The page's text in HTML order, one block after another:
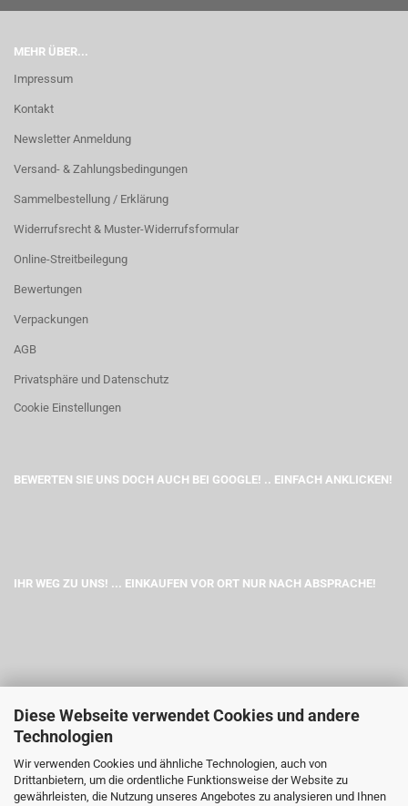
Diese Webseite verwendet Cookies und andere
Technologien
Wir verwenden Cookies und ähnliche Technologien, auch von
Drittanbietern, um die ordentliche Funktionsweise der Website zu
gewährleisten, die Nutzung unseres Angebotes zu analysieren und Ihnen
MEHR ÜBER...
Impressum
Kontakt
Newsletter Anmeldung
Versand- & Zahlungsbedingungen
Sammelbestellung / Erklärung
Widerrufsrecht & Muster-Widerrufsformular
Online-Streitbeilegung
Bewertungen
Verpackungen
AGB
Privatsphäre und Datenschutz
Cookie Einstellungen
BEWERTEN SIE UNS DOCH AUCH BEI GOOGLE! .. EINFACH ANKLICKEN!
IHR WEG ZU UNS! ... EINKAUFEN VOR ORT NUR NACH ABSPRACHE!